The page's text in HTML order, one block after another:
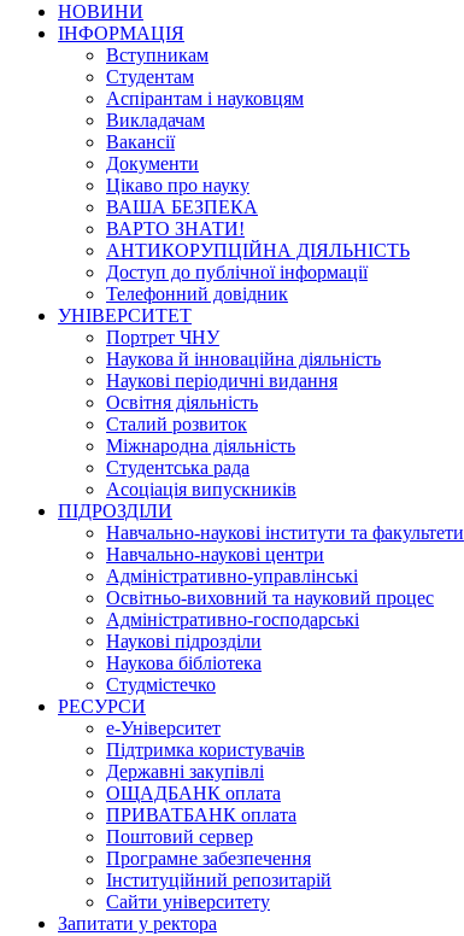
НОВИНИ
ІНФОРМАЦІЯ
Вступникам
Студентам
Аспірантам і науковцям
Викладачам
Вакансії
Документи
Цікаво про науку
ВАША БЕЗПЕКА
ВАРТО ЗНАТИ!
АНТИКОРУПЦІЙНА ДІЯЛЬНІСТЬ
Доступ до публічної інформації
Телефонний довідник
УНІВЕРСИТЕТ
Портрет ЧНУ
Наукова й інноваційна діяльність
Наукові періодичні видання
Освітня діяльність
Сталий розвиток
Міжнародна діяльність
Студентська рада
Асоціація випускників
ПІДРОЗДІЛИ
Навчально-наукові інститути та факультети
Навчально-наукові центри
Адміністративно-управлінські
Освітньо-виховний та науковий процес
Адміністративно-господарські
Наукові підрозділи
Наукова бібліотека
Студмістечко
РЕСУРСИ
е-Університет
Підтримка користувачів
Державні закупівлі
ОЩАДБАНК оплата
ПРИВАТБАНК оплата
Поштовий сервер
Програмне забезпечення
Інституційний репозитарій
Сайти університету
Запитати у ректора